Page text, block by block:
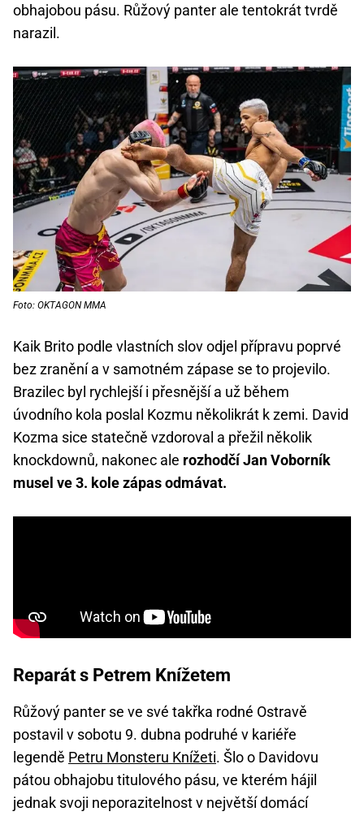
obhajobou pásu. Růžový panter ale tentokrát tvrdě
narazil.
Foto: OKTAGON MMA
Kaik Brito podle vlastních slov odjel přípravu poprvé
bez zranění a v samotném zápase se to projevilo.
Brazilec byl rychlejší i přesnější a už během
úvodního kola poslal Kozmu několikrát k zemi. David
Kozma sice statečně vzdoroval a přežil několik
knockdownů, nakonec ale rozhodčí Jan Voborník
musel ve 3. kole zápas odmávat.
Reparát s Petrem Knížetem
Růžový panter se ve své takřka rodné Ostravě
postavil v sobotu 9. dubna podruhé v kariéře
legendě Petru Monsteru Knížeti. Šlo o Davidovu
pátou obhajobu titulového pásu, ve kterém hájil
jednak svoji neporazitelnost v největší domácí